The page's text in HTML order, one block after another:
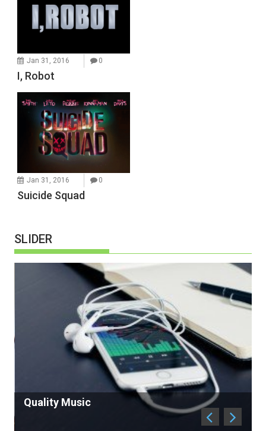
Jan 31, 2016 0
I, Robot
Jan 31, 2016 0
Suicide Squad
SLIDER
Antique in Sell